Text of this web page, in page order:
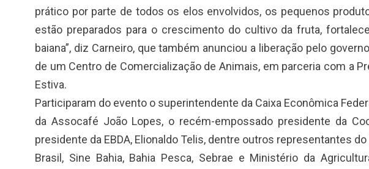
prático por parte de todos os elos envolvidos, os pequenos
estão preparados para o crescimento do cultivo da fruta,
baiana”, diz Carneiro, que também anunciou a liberação pelo
de um Centro de Comercialização de Animais, em parceria com a
Estiva.
Participaram do evento o superintendente da Caixa Econômica
da Assocafé João Lopes, o recém-empossado presidente da
presidente da EBDA, Elionaldo Telis, dentre outros representantes
Brasil, Sine Bahia, Bahia Pesca, Sebrae e Ministério da